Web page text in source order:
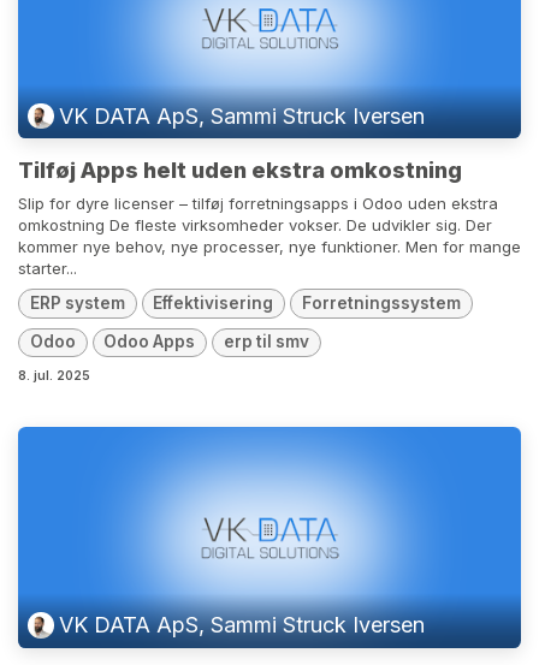
VK DATA ApS, Sammi Struck Iversen
Tilføj Apps helt uden ekstra omkostning
Slip for dyre licenser – tilføj forretningsapps i Odoo uden ekstra
omkostning De fleste virksomheder vokser. De udvikler sig. Der
kommer nye behov, nye processer, nye funktioner. Men for mange
starter...
ERP system
Effektivisering Forretningssystem
Odoo Odoo Apps erp til smv
8. jul. 2025
VK DATA ApS, Sammi Struck Iversen